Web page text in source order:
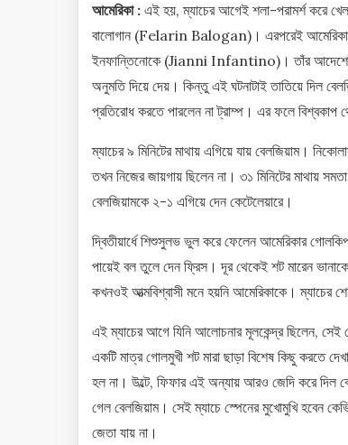
আমেরিকা : এই হয়, ম্যাচের আগেই শলা-পরামর্শ করে
বালোগান (Felarin Balogan)। এরপরেই আমেরিকার
ইনফান্তিনোকে (Jianni Infantino)। তাঁর আদেশেই
অনুমতি দিয়ে দেয়। কিন্তু এই ঘটনাটাই তাতিয়ে দিল
প্রতিরোধ করতে পারলেন না ট্রাম্প। এর ফলে
ম্যাচের ৯ মিনিটের মাথায় এগিয়ে যায় বেলজিয়াম।
তখন নিজের জায়গায় ছিলেন না। ৩১ মিনিটের মাথায়
বেলজিয়ামকে ২-১ এগিয়ে দেন কেটেলেয়ারে।
দ্বিতীয়ার্ধে শিশুসুলভ ভুল করে ফেলেন আমেরিকার
পায়েই বল তুলে দেন ফ্রিস। দূর থেকেই শট মারেন
কখনওই আত্মবিশ্বাসী মনে হয়নি আমেরিকাকে। ম্যাচের
এই ম্যাচের আগে যিনি আলোচনার মূলকেন্দ্র ছিলেন, সেই
একটি মাত্র গোলমুখী শট মারা ছাড়া বিশেষ কিছু করতে
হল না। উল্টে, ফিফার এই অন্যায় আরও জেদি করে দিল
গেল বেলজিয়াম। সেই ম্যাচে স্পেনের মুখোমুখি হবেন
জেতা যায় না।